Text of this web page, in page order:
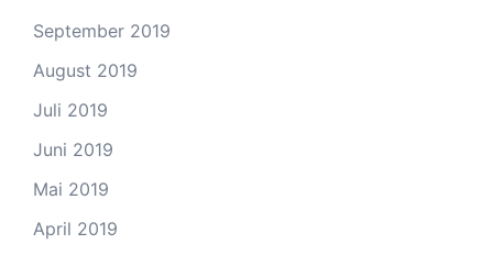
September 2019
August 2019
Juli 2019
Juni 2019
Mai 2019
April 2019